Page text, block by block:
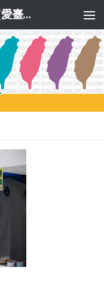
一般社団法人台湾を愛する会（愛臺灣會）公式サイト